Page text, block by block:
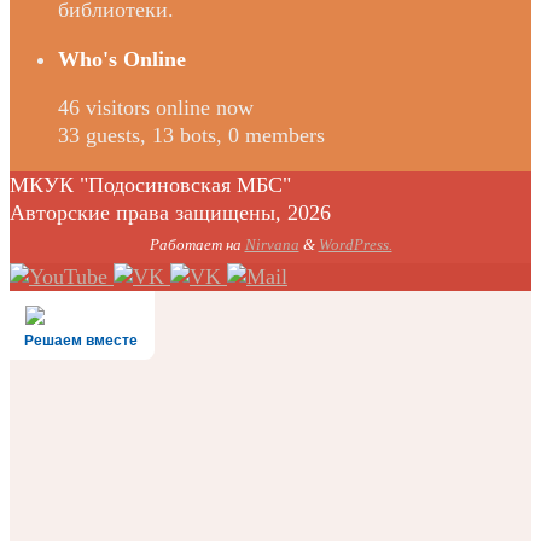
библиотеки.
Who's Online
46 visitors online now
33 guests, 13 bots, 0 members
МКУК "Подосиновская МБС"
Авторские права защищены, 2026
Работает на Nirvana & WordPress.
Решаем вместе